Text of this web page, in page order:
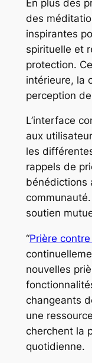
En plus des
des
inspirantes
spirituelle et
protection.
intérieure, la
perception
L’interface
aux
les
rappels de
bénédictions
soutien
“Prière
nouvelles
changeants
une
cherchent la
quotidienne.